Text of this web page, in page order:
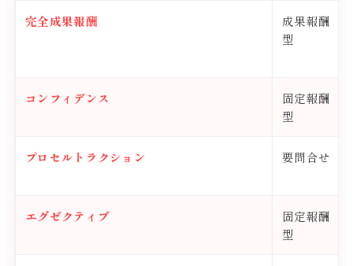
完全成果報酬
成果報酬
型
コンフィデンス
固定報酬
型
プロセルトラクション 要問合せ
エグゼクティブ
固定報酬
型